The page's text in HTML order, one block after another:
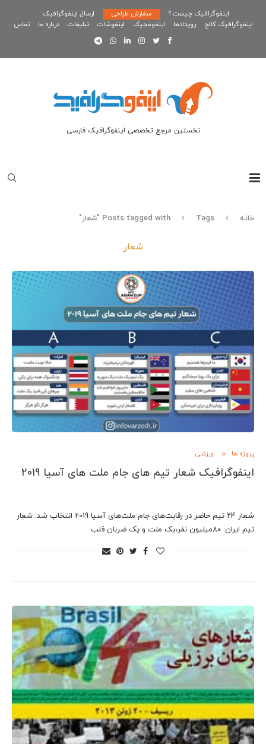
اینفوگرافیک چیست ؟ سفارش طراحی
ارسال اینفوگرافیک
اینفوگرافیک کالج
رویدادها اینفومجیک اینفوشات تبلیغات درباره ما تماس
نخستین مرجع تخصصی اینفوگرافیک فارسی
خانه Tags Posts tagged with "شعار"
شعار
پروژه ها ورزشی
اینفوگرافیک شعار تیم های جام ملت های آسیا 2019
شعار ۲۴ تیم حاضر در رقابت‌های جام ملت‌های آسیا 2019 انتخاب شد. شعار
تیم ایران: ۸۰میلیون نفر،یک ملت و یک ضربان قلب